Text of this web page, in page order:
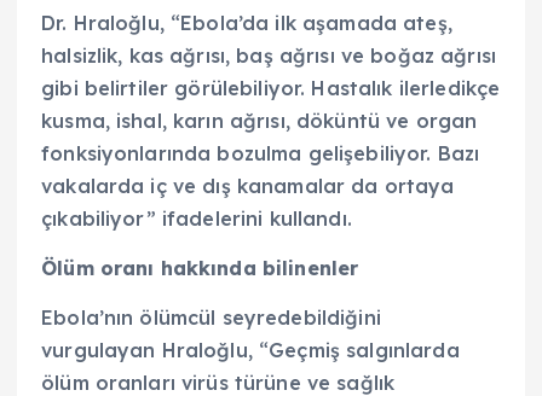
Dr. Hraloğlu, “Ebola’da ilk aşamada ateş,
halsizlik, kas ağrısı, baş ağrısı ve boğaz ağrısı
gibi belirtiler görülebiliyor. Hastalık ilerledikçe
kusma, ishal, karın ağrısı, döküntü ve organ
fonksiyonlarında bozulma gelişebiliyor. Bazı
vakalarda iç ve dış kanamalar da ortaya
çıkabiliyor” ifadelerini kullandı.
Ölüm oranı hakkında bilinenler
Ebola’nın ölümcül seyredebildiğini
vurgulayan Hraloğlu, “Geçmiş salgınlarda
ölüm oranları virüs türüne ve sağlık